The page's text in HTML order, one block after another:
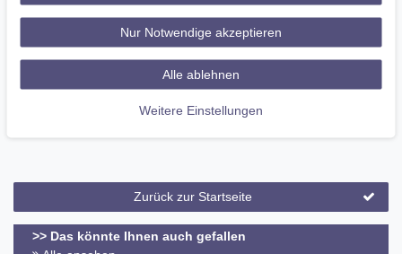
Innenmaterial: Schweinsfutter
mit Reißverschluss hinten und Druckknopf
mit Jagdschlaufe und Königs-Krone
Zurück zur Startseite
>> Das könnte Ihnen auch gefallen
Nur Notwendige akzeptieren
Alle ablehnen
Weitere Einstellungen